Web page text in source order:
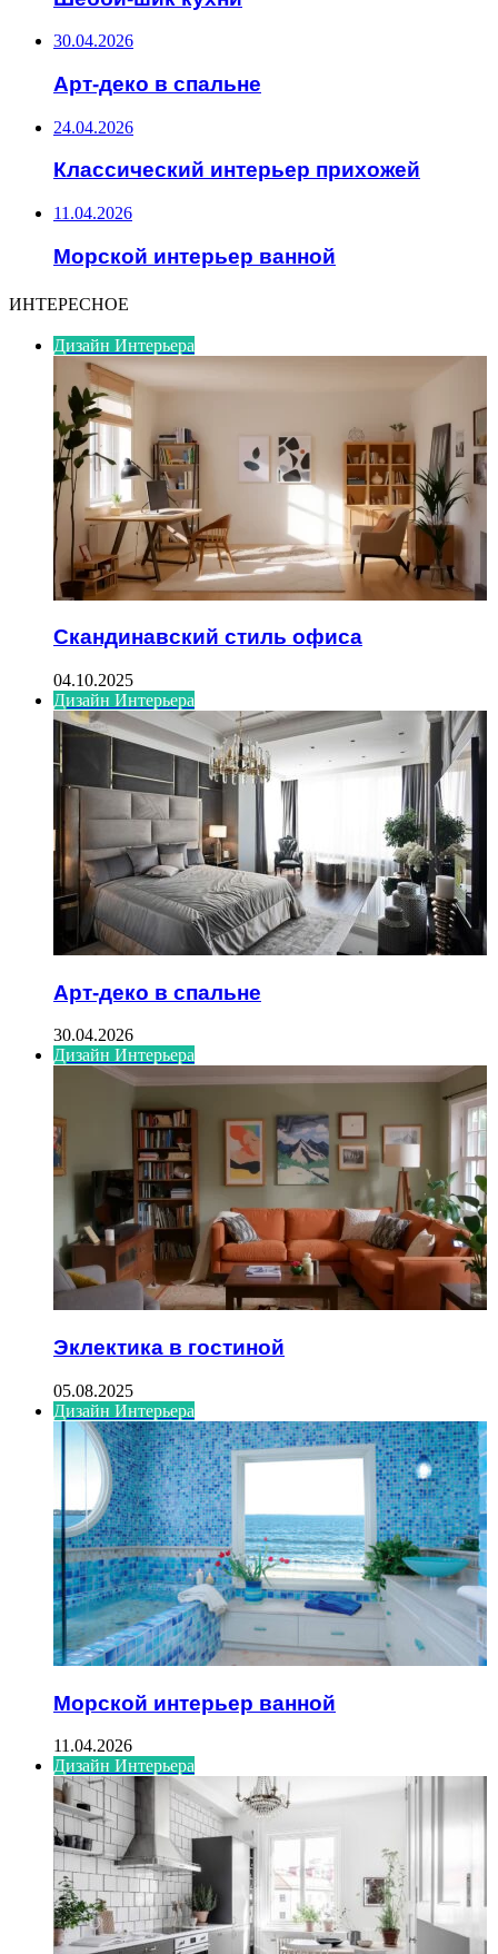
30.04.2026
Арт-деко в спальне
24.04.2026
Классический интерьер прихожей
11.04.2026
Морской интерьер ванной
ИНТЕРЕСНОЕ
Дизайн Интерьера
Скандинавский стиль офиса
04.10.2025
Дизайн Интерьера
Арт-деко в спальне
30.04.2026
Дизайн Интерьера
Эклектика в гостиной
05.08.2025
Дизайн Интерьера
Морской интерьер ванной
11.04.2026
Дизайн Интерьера